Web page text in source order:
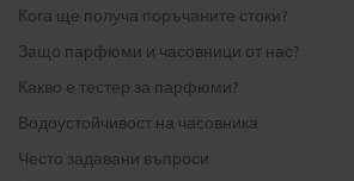
Кога ще получа поръчаните стоки?
Защо парфюми и часовници от нас?
Какво е тестер за парфюми?
Водоустойчивост на часовника
Често задавани въпроси